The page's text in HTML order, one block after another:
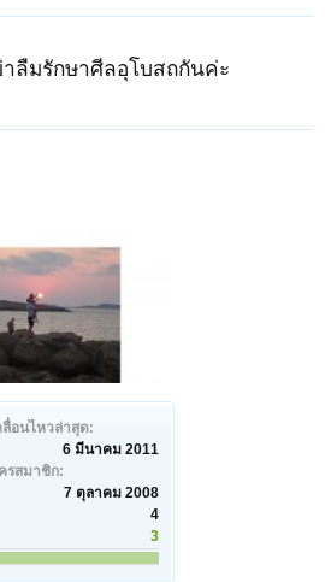
ลื่อนไหวล่าสุด:
6 มีนาคม 2011
รสมาชิก:
7 ตุลาคม 2008
4
3
ลืมรักษาศีลอุโบสถกันค่ะ